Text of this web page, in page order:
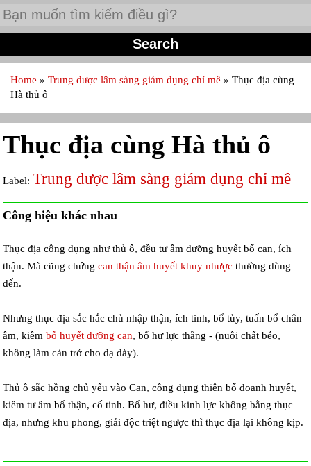
Home » Trung dược lâm sàng giám dụng chỉ mê » Thục địa cùng
Hà thủ ô
Thục địa cùng Hà thủ ô
Label: Trung dược lâm sàng giám dụng chỉ mê
Công hiệu khác nhau
Thục địa công dụng như thủ ô, đều tư âm dưỡng huyết bổ can, ích
thận. Mà cũng chứngcan thận âm huyết khuy nhược thường dùng
đến.
Nhưng thục địa sắc hắc chủ nhập thận, ích tinh, bổ tủy, tuấn bổ chân
âm, kiêmbổ huyết dưỡng can, bổ hư lực thắng - (nuôi chất béo,
không làm cản trở cho dạ dày).
Thủ ô sắc hồng chủ yếu vào Can, công dụng thiên bổ doanh huyết,
kiêm tư âm bổ thận, cố tinh. Bổ hư, điều kinh lực không bằng thục
địa, nhưng khu phong, giải độc triệt ngược thì thục địa lại không kịp.